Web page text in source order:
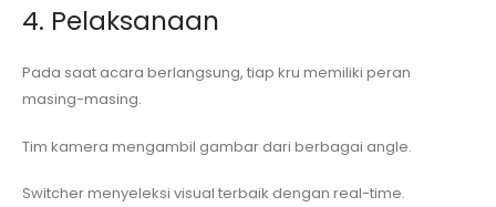
4. Pelaksanaan
Pada saat acara berlangsung, tiap kru memiliki peran
masing-masing.
Tim kamera mengambil gambar dari berbagai angle.
Switcher menyeleksi visual terbaik dengan real-time.